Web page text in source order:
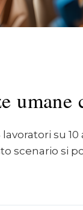
su
si